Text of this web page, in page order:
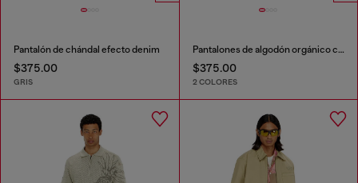
Pantalón de chándal efecto denim
$375.00
GRIS
Pantalones de algodón orgánico con parche Oval D
$375.00
2 COLORES